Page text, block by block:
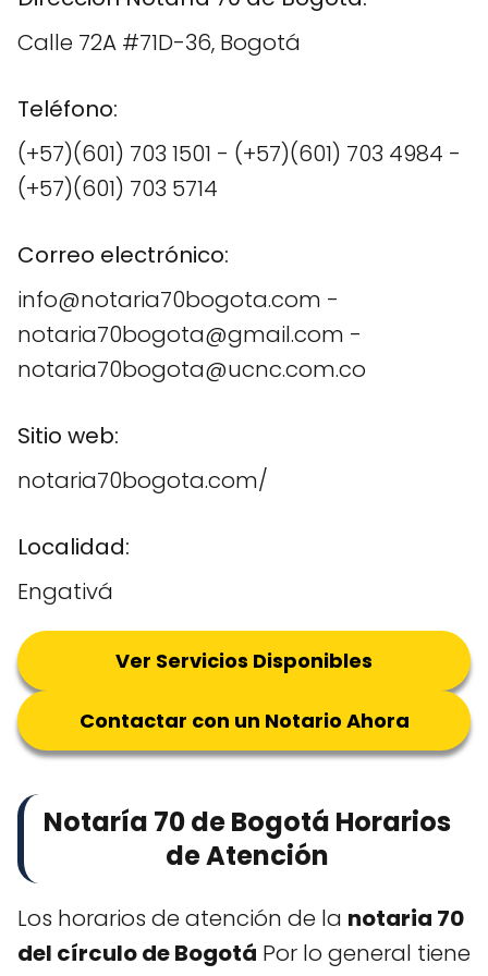
Calle 72A #71D-36, Bogotá
Teléfono:
(+57)(601) 703 1501 - (+57)(601) 703 4984 -
(+57)(601) 703 5714
Correo electrónico:
info@notaria70bogota.com -
notaria70bogota@gmail.com -
notaria70bogota@ucnc.com.co
Sitio web:
notaria70bogota.com/
Localidad:
Engativá
Ver Servicios Disponibles
Contactar con un Notario Ahora
Notaría 70 de Bogotá Horarios
de Atención
Los horarios de atención de la notaria 70
del círculo de Bogotá Por lo general tiene